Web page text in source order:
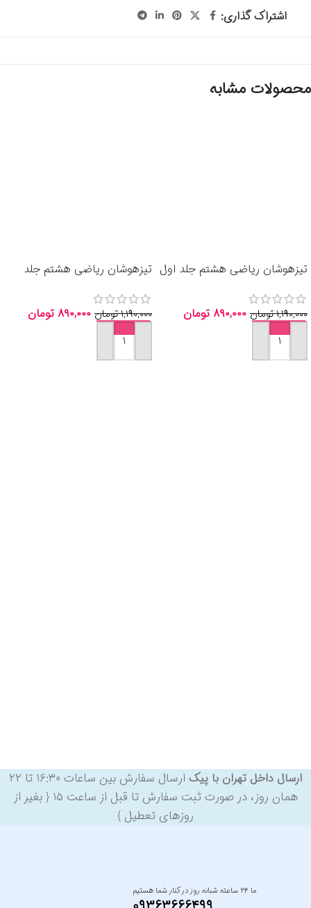
اشتراک گذاری:
محصولات مشابه
تیزهوشان ریاضی هشتم جلد اول
۱,۱۹۰,۰۰۰تومان ۸۹۰,۰۰۰ تومان
افزودن به سبد خرید
تیزهوشان ریاضی هشتم جلد
۱,۱۹۰,۰۰۰تومان ۸۹۰,۰۰۰ تومان
افزودن به سبد خرید
ارسال داخل تهران با پیک
ارسال سفارش بین ساعات ۱۶:۳۰ تا ۲۲
همان روز، در صورت ثبت سفارش تا قبل از ساعت ۱۵ { بغیر از
روزهای تعطیل }
ما ۲۴ ساعته شبانه روز در کنار شما هستیم